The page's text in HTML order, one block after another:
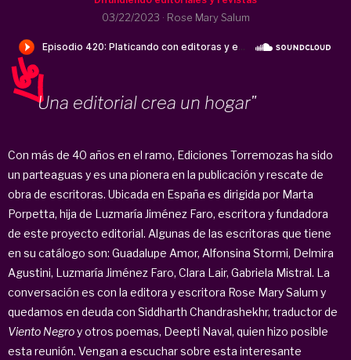
03/22/2023 · Rose Mary Salum
Una editorial crea un hogar"
Con más de 40 años en el ramo, Ediciones Torremozas ha sido
un parteaguas y es una pionera en la publicación y rescate de
obra de escritoras. Ubicada en España es dirigida por Marta
Porpetta, hija de Luzmaría Jiménez Faro, escritora y fundadora
de este proyecto editorial. Algunas de las escritoras que tiene
en su catálogo son: Guadalupe Amor, Alfonsina Stormi, Delmira
Agustini, Luzmaría Jiménez Faro, Clara Lair, Gabriela Mistral. La
conversación es con la editora y escritora Rose Mary Salum y
quedamos en deuda con Siddharth Chandrashekhr, traductor de
Viento Negroy otros poemas, Deepti Naval, quien hizo posible
esta reunión. Vengan a escuchar sobre esta interesante